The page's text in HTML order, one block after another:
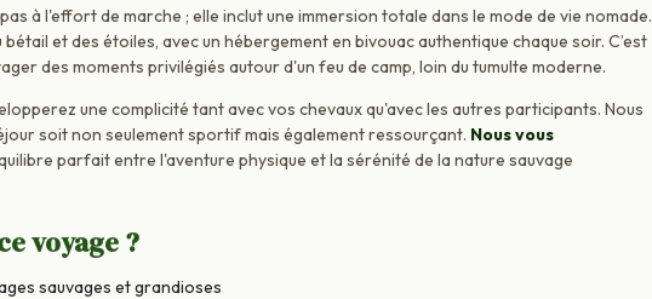
à l'effort de marche ; elle inclut une immersion totale dans le mode de vie nomade.
et des étoiles, avec un hébergement en bivouac authentique chaque soir. C’est
des moments privilégiés autour d'un feu de camp, loin du tumulte moderne.
une complicité tant avec vos chevaux qu'avec les autres participants. Nous
soit non seulement sportif mais également ressourçant. Nous vous
parfait entre l'aventure physique et la sérénité de la nature sauvage
voyage ?
sauvages et grandioses